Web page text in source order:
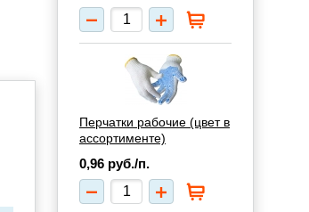
Перчатки рабочие (цвет в
ассортименте)
0,96 руб./п.